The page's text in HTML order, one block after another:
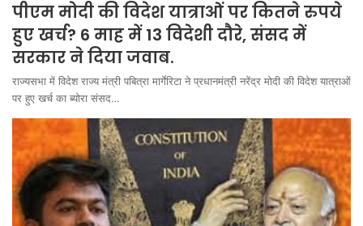
पीएम मोदी की विदेश यात्राओं पर कितने रुपये
हुए खर्च? 6 माह में 13 विदेशी दौरे, संसद में
सरकार ने दिया जवाब.
राज्यसभा में विदेश राज्य मंत्री पबित्रा मार्गेरिटा ने प्रधानमंत्री नरेंद्र मोदी की विदेश यात्राओं
पर हुए खर्च का ब्योरा संसद…